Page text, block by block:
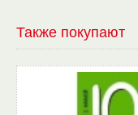
Также покупают